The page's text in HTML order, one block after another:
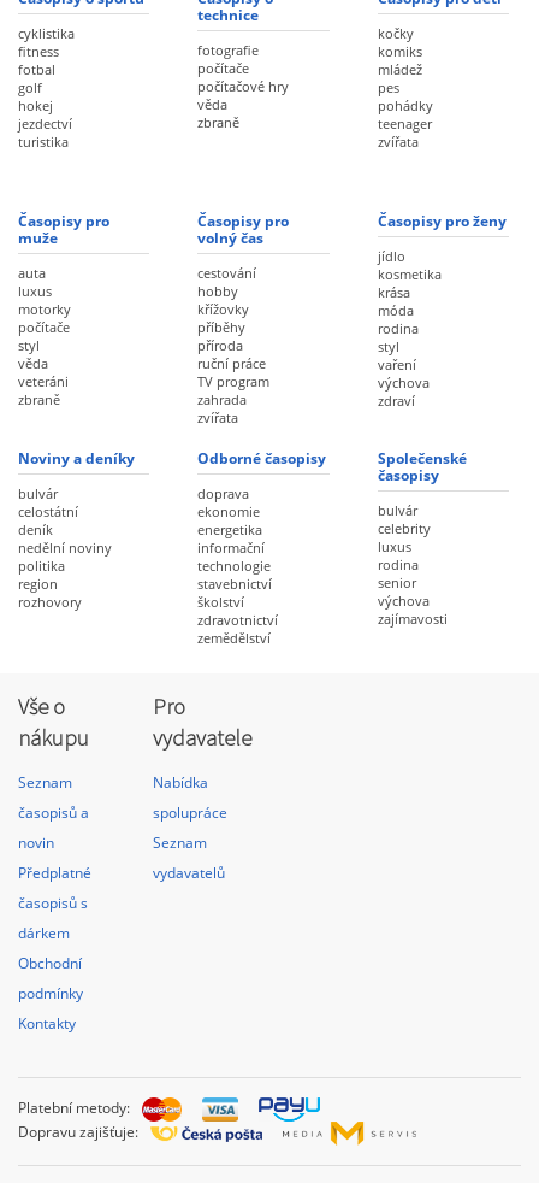
cyklistika
fitness
fotbal
golf
hokej
jezdectví
turistika
technice
fotografie
počítače
počítačové hry
věda
zbraně
kočky
komiks
mládež
pes
pohádky
teenager
zvířata
Časopisy pro
muže
auta
luxus
motorky
počítače
styl
věda
veteráni
zbraně
Časopisy pro
volný čas
cestování
hobby
křížovky
příběhy
příroda
ruční práce
TV program
zahrada
zvířata
Časopisy pro ženy
jídlo
kosmetika
krása
móda
rodina
styl
vaření
výchova
zdraví
Noviny a deníky
bulvár
celostátní
deník
nedělní noviny
politika
region
rozhovory
Odborné časopisy
doprava
ekonomie
energetika
informační
technologie
stavebnictví
školství
zdravotnictví
zemědělství
Společenské
časopisy
bulvár
celebrity
luxus
rodina
senior
výchova
zajímavosti
Vše o
nákupu
Seznam
časopisů a
novin
Předplatné
časopisů s
dárkem
Obchodní
podmínky
Kontakty
Pro
vydavatele
Nabídka
spolupráce
Seznam
vydavatelů
Platební metody:
Dopravu zajišťuje: